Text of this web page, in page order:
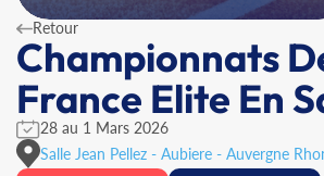
Retour
Championnats
France Elite En
28 au 1 Mars 2026
Salle Jean Pellez - Aubiere - Auvergne